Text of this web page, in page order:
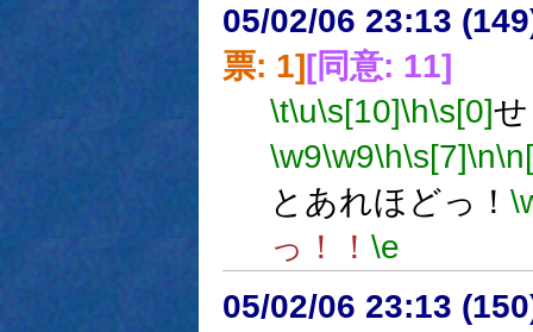
05/02/06 23:13
票: 1][同意: 11]
\t\u\s[10]\h\s[0]
\w9\w9\h\s[7]\n
とあれほどっ！
っ！！ \e
05/02/06 23:13